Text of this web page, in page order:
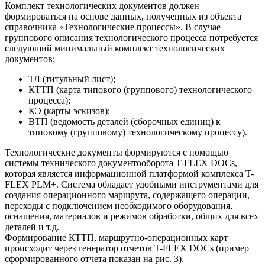
Комплект технологических документов должен
формироваться на основе данных, полученных из объекта
справочника «Технологические процессы». В случае
группового описания технологического процесса потребуется
следующий минимальный комплект технологических
документов:
ТЛ (титульный лист);
КТТП (карта типового (группового) технологического
процесса);
КЭ (карты эскизов);
ВТП (ведомость деталей (сборочных единиц) к
типовому (групповому) технологическому процессу).
Технологические документы формируются с помощью
системы технического документооборота T-FLEX DOCs,
которая является информационной платформой комплекса T-
FLEX PLM+. Система обладает удобными инструментами для
создания операционного маршрута, содержащего операции,
переходы с подключением необходимого оборудования,
оснащения, материалов и режимов обработки, общих для всех
деталей и т.д.
Формирование КТТП, маршрутно-операционных карт
происходит через генератор отчетов T-FLEX DOCs (пример
сформированного отчета показан на рис. 3).